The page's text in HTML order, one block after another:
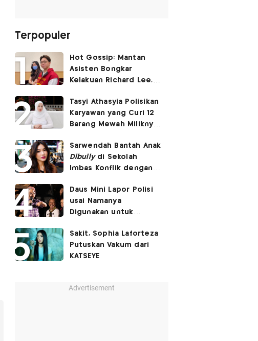
Terpopuler
Hot Gossip: Mantan
Asisten Bongkar
Kelakuan Richard Lee,
Vicky Prasetyo
Tasyi Athasyia Polisikan
Karyawan yang Curi 12
Barang Mewah Miliknya
Sarwendah Bantah Anak
Dibullydi Sekolah
Imbas Konflik dengan
Daus Mini Lapor Polisi
usai Namanya
Digunakan untuk
SARA
Sakit, Sophia Laforteza
Putuskan Vakum dari
KATSEYE
Advertisement